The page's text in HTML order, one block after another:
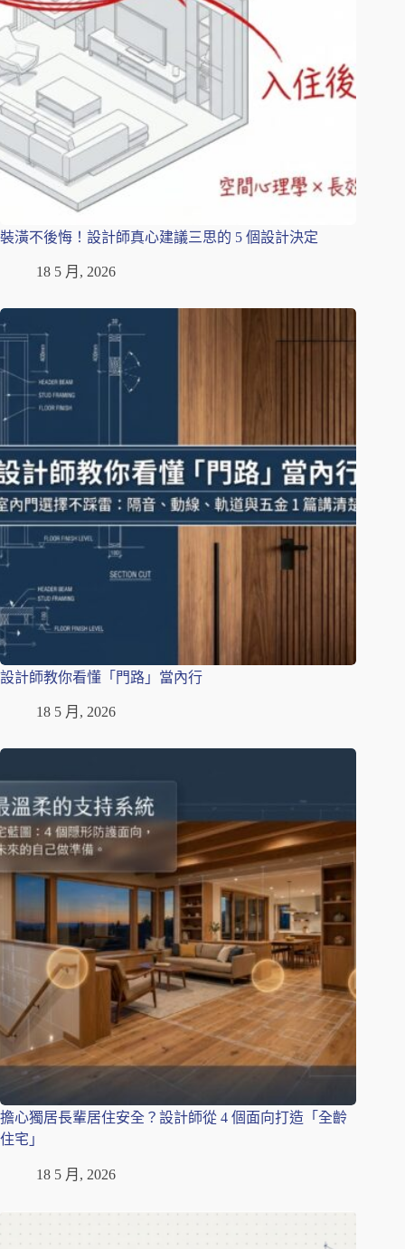
裝潢不後悔！設計師真心建議三思的 5 個設計決定
18 5 月, 2026
設計師教你看懂「門路」當內行
18 5 月, 2026
擔心獨居長輩居住安全？設計師從 4 個面向打造「全齡
住宅」
18 5 月, 2026